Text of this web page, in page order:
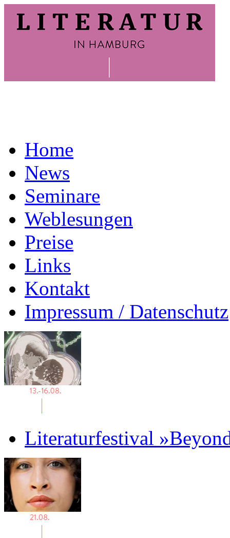
Home
News
Seminare
Weblesungen
Preise
Links
Kontakt
Impressum / Datenschutz
Literaturfestival